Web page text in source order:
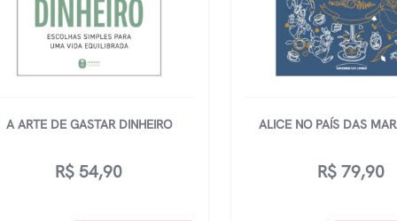
A ARTE DE GASTAR DINHEIRO
R$ 54,90
ALICE NO PAÍS DAS
R$79,90